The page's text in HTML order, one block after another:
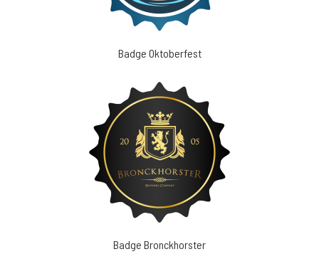
Badge Oktoberfest
Badge Bronckhorster